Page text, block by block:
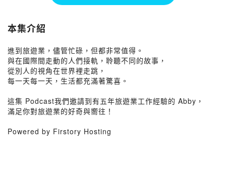
本集介紹
進到旅遊業，儘管忙碌，但都非常值得。
與在國際間走動的人們接軌，聆聽不同的故事，
從別人的視角在世界裡走跳，
每一天每一天，生活都充滿著驚喜。
這集 Podcast我們邀請到有五年旅遊業工作經驗的 Abby，
滿足你對旅遊業的好奇與嚮往！
Powered by Firstory Hosting